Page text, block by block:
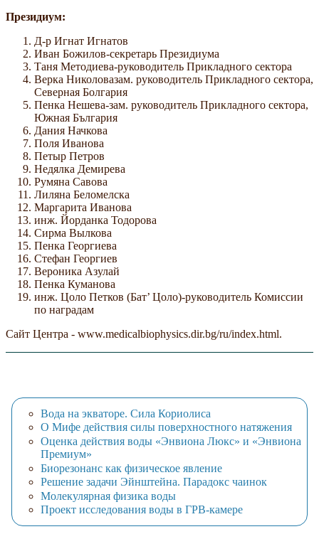
Президиум:
Д-р Игнат Игнатов
Иван Божилов-секретарь Президиума
Таня Методиева-руководитель Прикладного сектора
Верка Николовазам. руководитель Прикладного сектора,
Северная Болгария
Пенка Нешева-зам. руководитель Прикладного сектора,
Южная България
Дания Начкова
Поля Иванова
Петыр Петров
Недялка Демирева
Румяна Савова
Лиляна Беломелска
Маргарита Иванова
инж. Йорданка Тодорова
Сирма Вылкова
Пенка Георгиева
Стефан Георгиев
Вероника Азулай
Пенка Куманова
инж. Цоло Петков (Бат’ Цоло)-руководитель Комиссии
по наградам
Сайт Центра - www.medicalbiophysics.dir.bg/ru/index.html.
Вода на экваторе. Сила Кориолиса
О Мифе действия силы поверхностного натяжения
Оценка действия воды «Энвиона Люкс» и «Энвиона
Премиум»
Биорезонанс как физическое явление
Решение задачи Эйнштейна. Парадокс чаинок
Молекулярная физика воды
Проект исследования воды в ГРВ-камере